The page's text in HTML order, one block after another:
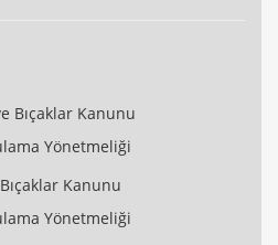
Bıçaklar Kanunu
Yönetmeliği
Kanunu
Yönetmeliği